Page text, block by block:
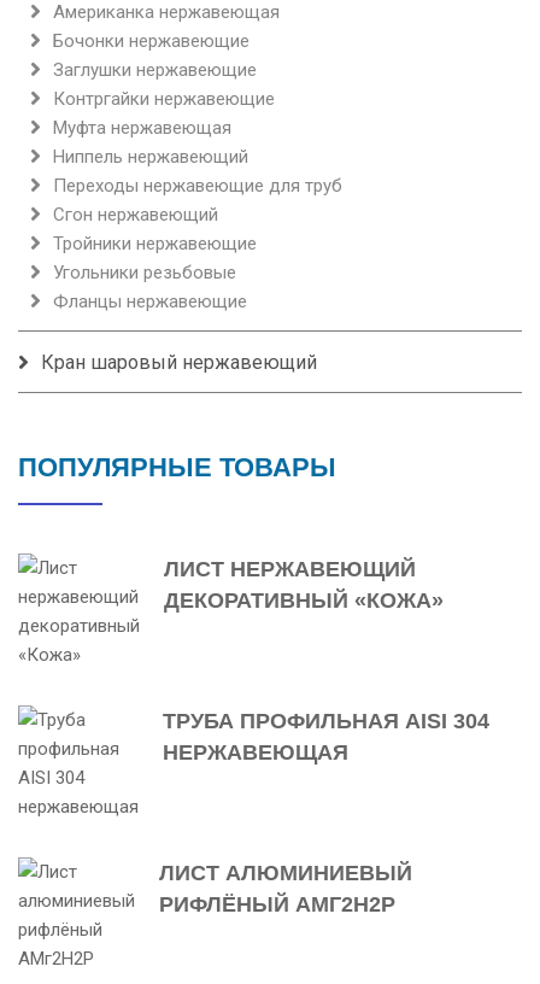
Американка нержавеющая
Бочонки нержавеющие
Заглушки нержавеющие
Контргайки нержавеющие
Муфта нержавеющая
Ниппель нержавеющий
Переходы нержавеющие для труб
Сгон нержавеющий
Тройники нержавеющие
Угольники резьбовые
Фланцы нержавеющие
Кран шаровый нержавеющий
ПОПУЛЯРНЫЕ ТОВАРЫ
ЛИСТ НЕРЖАВЕЮЩИЙ
ДЕКОРАТИВНЫЙ «КОЖА»
ТРУБА ПРОФИЛЬНАЯ AISI 304
НЕРЖАВЕЮЩАЯ
ЛИСТ АЛЮМИНИЕВЫЙ
РИФЛЁНЫЙ АМГ2Н2Р